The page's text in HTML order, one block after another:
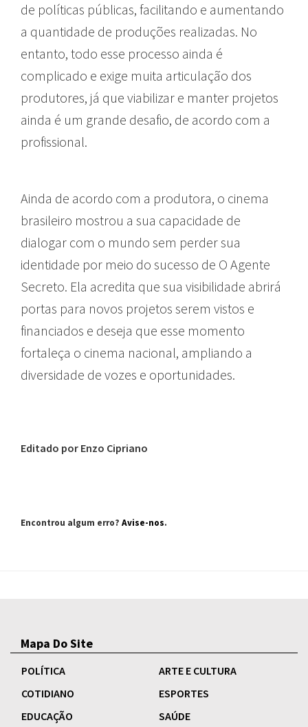
de políticas públicas, facilitando e aumentando
a quantidade de produções realizadas. No
entanto, todo esse processo ainda é
complicado e exige muita articulação dos
produtores, já que viabilizar e manter projetos
ainda é um grande desafio, de acordo com a
profissional.
Ainda de acordo com a produtora, o cinema
brasileiro mostrou a sua capacidade de
dialogar com o mundo sem perder sua
identidade por meio do sucesso de O Agente
Secreto. Ela acredita que sua visibilidade abrirá
portas para novos projetos serem vistos e
financiados e deseja que esse momento
fortaleça o cinema nacional, ampliando a
diversidade de vozes e oportunidades.
Editado por Enzo Cipriano
Encontrou algum erro? Avise-nos.
Mapa Do Site
POLÍTICA
ARTE E CULTURA
COTIDIANO
ESPORTES
EDUCAÇÃO
SAÚDE